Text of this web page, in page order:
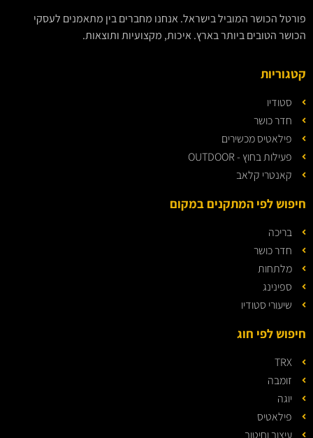
פורטל הכושר המוביל בישראל. אנחנו מחברים בין מתאמנים לעסקי
הכושר הטובים ביותר בארץ. איכות, מקצועיות ותוצאות.
קטגוריות
סטודיו
חדר כושר
פילאטיס מכשירים
פעילות בחוץ - OUTDOOR
קאנטרי קלאב
חיפוש לפי המתקנים במקום
בריכה
חדר כושר
מלתחות
ספינינג
שיעורי סטודיו
חיפוש לפי חוג
TRX
זומבה
יוגה
פילאטיס